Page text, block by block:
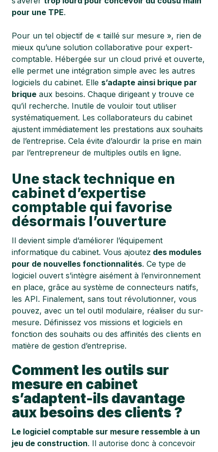
pour une TPE.
Pour un tel objectif de « taillé sur mesure », rien de
mieux qu’une solution collaborative pour expert-
comptable. Hébergée sur un cloud privé et ouverte,
elle permet une intégration simple avec les autres
logiciels du cabinet. Elle s’adapte ainsi brique par
brique aux besoins. Chaque dirigeant y trouve ce
qu’il recherche. Inutile de vouloir tout utiliser
systématiquement. Les collaborateurs du cabinet
ajustent immédiatement les prestations aux souhaits
de l’entreprise. Cela évite d’alourdir la prise en main
par l’entrepreneur de multiples outils en ligne.
Une stack technique en
cabinet d’expertise
comptable qui favorise
désormais l’ouverture
Il devient simple d’améliorer l’équipement
informatique du cabinet. Vous ajoutez des modules
pour de nouvelles fonctionnalités. Ce type de
logiciel ouvert s’intègre aisément à l’environnement
en place, grâce au système de connecteurs natifs,
les API. Finalement, sans tout révolutionner, vous
pouvez, avec un tel outil modulaire, réaliser du sur-
mesure. Définissez vos missions et logiciels en
fonction des souhaits ou des affinités des clients en
matière de gestion d’entreprise.
Comment les outils sur
mesure en cabinet
s’adaptent-ils davantage
aux besoins des clients ?
Le logiciel comptable sur mesure ressemble à un
jeu de construction. Il autorise donc à concevoir